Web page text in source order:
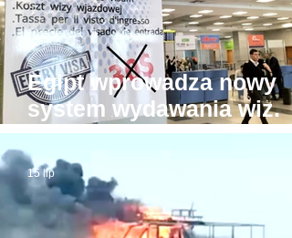
Egipt wprowadza nowy
system wydawania wiz.
Będzie drożej!
15 lip